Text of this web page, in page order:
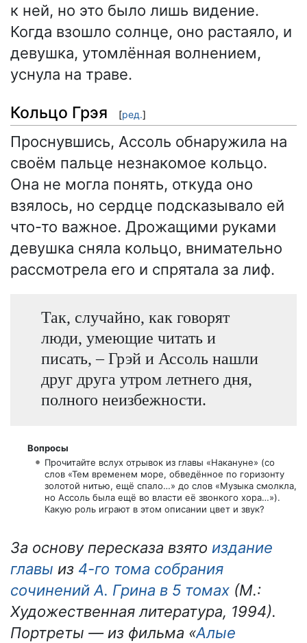
к ней, но это было лишь видение.
Когда взошло солнце, оно растаяло, и
девушка, утомлённая волнением,
уснула на траве.
Кольцо Грэя [ред.]
Проснувшись, Ассоль обнаружила на
своём пальце незнакомое кольцо.
Она не могла понять, откуда оно
взялось, но сердце подсказывало ей
что-то важное. Дрожащими руками
девушка сняла кольцо, внимательно
рассмотрела его и спрятала за лиф.
Так, случайно, как говорят
люди, умеющие читать и
писать, – Грэй и Ассоль нашли
друг друга утром летнего дня,
полного неизбежности.
Вопросы
Прочитайте вслух отрывок из главы «Накануне» (со
слов «Тем временем море, обведённое по горизонту
золотой нитью, ещё спало…» до слов «Музыка смолкла,
но Ассоль была ещё во власти её звонкого хора…»).
Какую роль играют в этом описании цвет и звук?
За основу пересказа взято издание
главы из 4-го тома собрания
сочинений А. Грина в 5 томах (М.:
Художественная литература, 1994).
Портреты — из фильма «Алые